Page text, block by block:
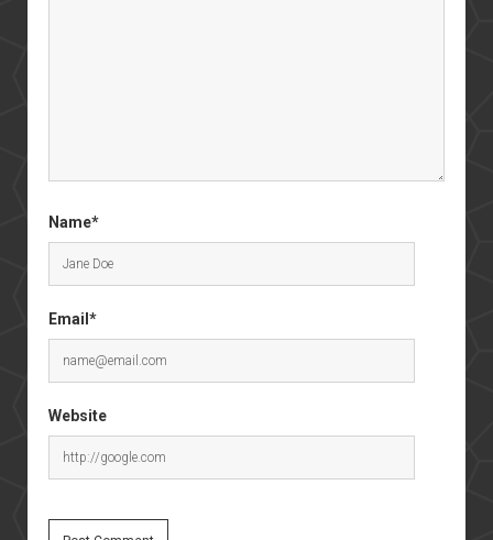
Name*
Email*
Website